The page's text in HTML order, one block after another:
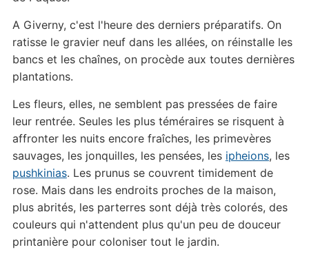
A Giverny, c'est l'heure des derniers préparatifs. On
ratisse le gravier neuf dans les allées, on réinstalle les
bancs et les chaînes, on procède aux toutes dernières
plantations.
Les fleurs, elles, ne semblent pas pressées de faire
leur rentrée. Seules les plus téméraires se risquent à
affronter les nuits encore fraîches, les primevères
sauvages, les jonquilles, les pensées, les ipheions, les
pushkinias. Les prunus se couvrent timidement de
rose. Mais dans les endroits proches de la maison,
plus abrités, les parterres sont déjà très colorés, des
couleurs qui n'attendent plus qu'un peu de douceur
printanière pour coloniser tout le jardin.